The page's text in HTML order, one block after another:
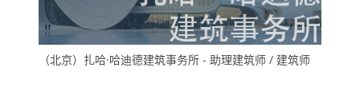
（北京）扎哈·哈迪德建筑事务所 - 助理建筑师 / 建筑师